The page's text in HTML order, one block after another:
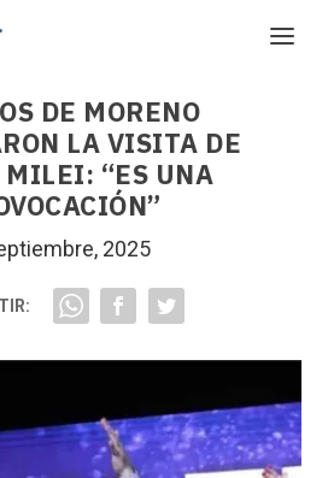
DE MORENO
LA VISITA DE
“ES UNA
2025